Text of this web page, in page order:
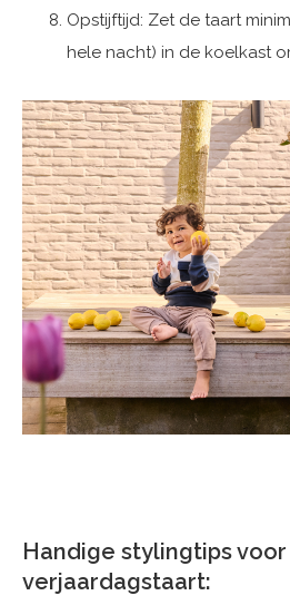
Opstijftijd: Zet de taart
hele nacht) in de koelkast
Handige stylingtips
verjaardagstaart: